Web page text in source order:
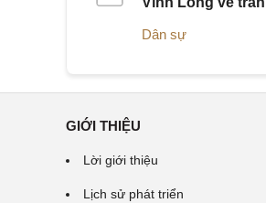
Dân sự
GIỚI THIỆU
Lời giới thiệu
Lịch sử phát triển